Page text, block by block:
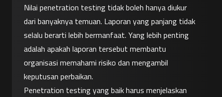
Nilai penetration testing tidak boleh hanya diukur
dari banyaknya temuan. Laporan yang panjang tidak
selalu berarti lebih bermanfaat. Yang lebih penting
adalah apakah laporan tersebut membantu
organisasi memahami risiko dan mengambil
keputusan perbaikan.
Penetration testing yang baik harus menjelaskan